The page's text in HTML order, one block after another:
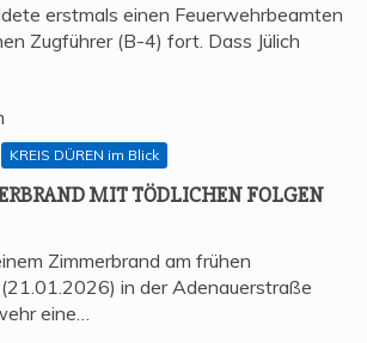
erstmals einen Feuerwehrbeamten
Zugführer (B-4) fort. Dass Jülich
KREIS DÜREN im Blick
MIT TÖD­LI­CHEN FOLGEN
Zimmerbrand am frühen
in der Adenauerstraße
eine…